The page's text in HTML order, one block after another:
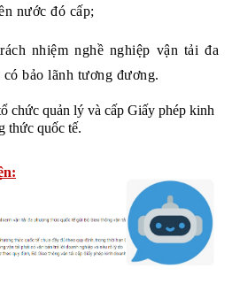
nước đó cấp;
nhiệm nghề nghiệp vận tải đa
bảo lãnh tương đương.
chức quản lý và cấp Giấy phép kinh
thức quốc tế.